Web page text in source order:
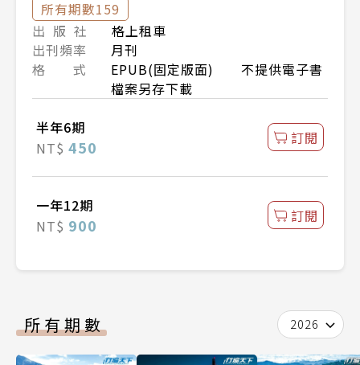
所有期數159
出 版 社
格上租車
出刊頻率
月刊
格 式
EPUB(固定版面) 不提供電子書
檔案另存下載
半年6期
NT$ 450 訂閱
一年12期
NT$ 900 訂閱
所有期數 2026